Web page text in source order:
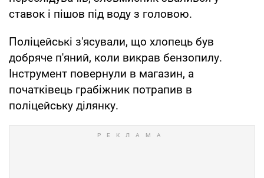
ставок і пішов під воду з головою.
Поліцейські з'ясували, що хлопець був
добряче п'яний, коли викрав бензопилу.
Інструмент повернули в магазин, а
початківець грабіжник потрапив в
поліцейську ділянку.